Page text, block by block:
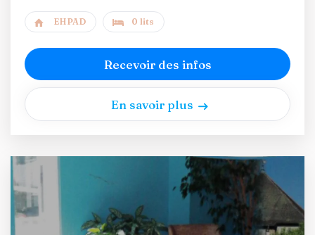
EHPAD 0 lits
Recevoir des infos
En savoir plus